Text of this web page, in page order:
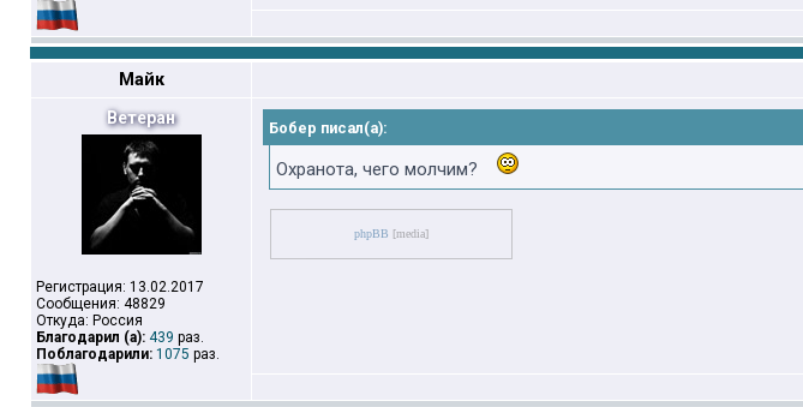
Майк
Ветеран
Регистрация: 13.02.2017
Сообщения: 48829
Откуда: Россия
Благодарил (а): 439 раз.
Поблагодарили: 1075 раз.
Бобер писал(а):
Охранота, чего молчим?
phpBB [media]